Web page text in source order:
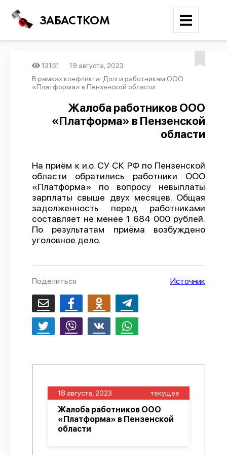
ЗАБАСТКОМ
Войти
Поиск
Новости
Отчеты
Предложить публикацию
Справочник
API
О проекте
13151
19 августа, 2023
В рамках конфликта: Долги работникам ООО
«Платформа» в Пензенской области
Жалоба работников ООО
«Платформа» в Пензенской
области
На приём к и.о. СУ СК РФ по Пензенской
области обратились работники ООО
«Платформа» по вопросу невыплаты
зарплаты свыше двух месяцев. Общая
задолженность перед работниками
составляет не менее 1 684 000 рублей.
По результатам приёма возбуждено
уголовное дело.
Поделиться Источник
18 августа, 2023 текущее
Жалоба работников ООО
«Платформа» в Пензенской
области